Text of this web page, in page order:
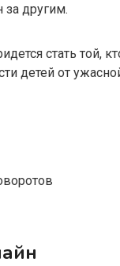
за другим.
стать той,
детей от